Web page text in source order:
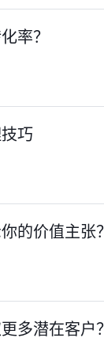
率？
巧
的价值主张？
多潜在客户？